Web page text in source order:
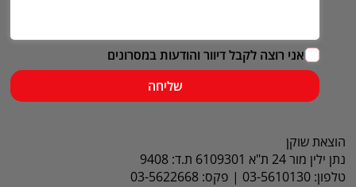
אני רוצה לקבל דיוור והודעות במסרונים
שליחה
הוצאת שוקן
נתן ילין מור 24 ת"א 6109301 ת.ד: 9408
טלפון: 03-5610130 | פקס: 03-5622668